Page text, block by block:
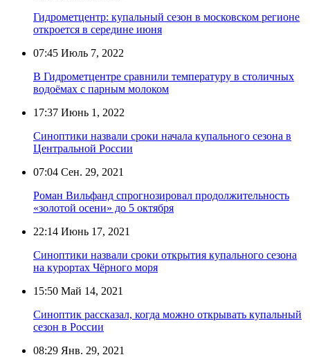
Гидрометцентр: купальный сезон в московском регионе
откроется в середине июня
07:45 Июль 7, 2022
В Гидрометцентре сравнили температуру в столичных
водоёмах с парным молоком
17:37 Июнь 1, 2022
Синоптики назвали сроки начала купального сезона в
Центральной России
07:04 Сен. 29, 2021
Роман Вильфанд спрогнозировал продолжительность
«золотой осени» до 5 октября
22:14 Июнь 17, 2021
Синоптики назвали сроки открытия купального сезона
на курортах Чёрного моря
15:50 Май 14, 2021
Синоптик рассказал, когда можно открывать купальный
сезон в России
08:29 Янв. 29, 2021